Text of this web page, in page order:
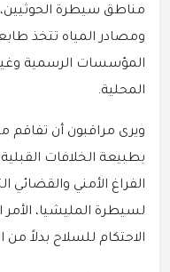
مناطق سيطرة
ومصادر المياه تتخذ
المؤسسات الرسمية
المحلية.
ويرى مراقبون أن تفاقم
بطبيعة الخلافات
الفراغ الأمني والقضائي
لسيطرة المليشيا، الأمر
الاحتكام للسلاح بدلاً من